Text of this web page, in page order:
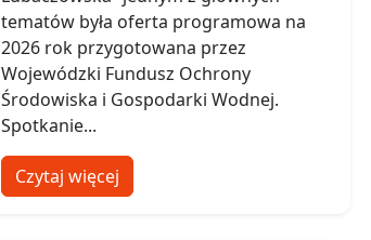
tematów była oferta programowa na
2026 rok przygotowana przez
Wojewódzki Fundusz Ochrony
Środowiska i Gospodarki Wodnej.
Spotkanie...
Czytaj więcej